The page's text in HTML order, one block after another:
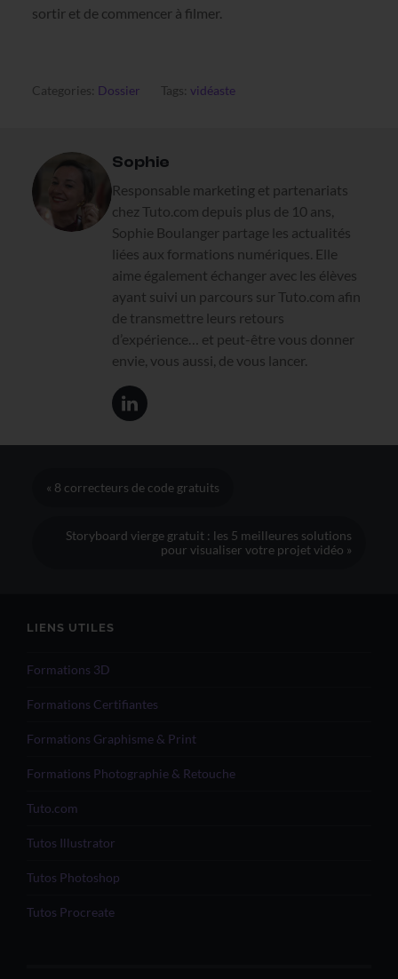
sortir et de commencer à filmer.
Categories: Dossier Tags: vidéaste
Sophie
Responsable marketing et partenariats
chez Tuto.com depuis plus de 10 ans,
Sophie Boulanger partage les actualités
liées aux formations numériques. Elle
aime également échanger avec les élèves
ayant suivi un parcours sur Tuto.com afin
de transmettre leurs retours
d’expérience… et peut-être vous donner
envie, vous aussi, de vous lancer.
« 8 correcteurs de code gratuits
Storyboard vierge gratuit : les 5 meilleures solutions
pour visualiser votre projet vidéo »
LIENS UTILES
Formations 3D
Formations Certifiantes
Formations Graphisme & Print
Formations Photographie & Retouche
Tuto.com
Tutos Illustrator
Tutos Photoshop
Tutos Procreate